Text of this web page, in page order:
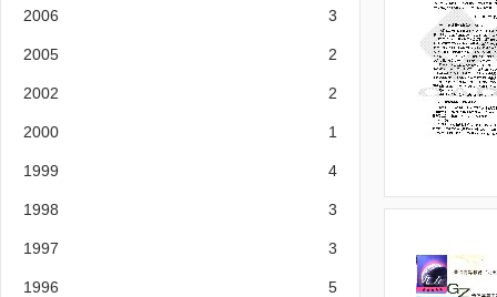
2006 3
2005 2
2002 2
2000 1
1999 4
1998 3
1997 3
1996 5